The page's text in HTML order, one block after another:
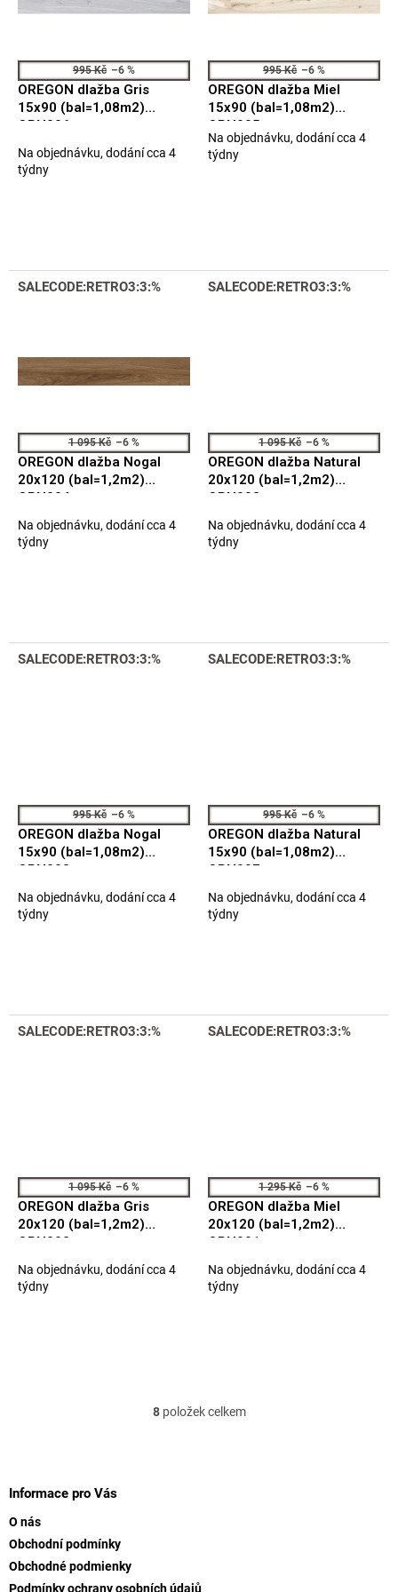
995 Kč –6 %
OREGON dlažba Gris
15x90 (bal=1,08m2)
ORN006
Na objednávku, dodání cca 4
týdny
995 Kč –6 %
OREGON dlažba Miel
15x90 (bal=1,08m2)
ORN005
Průměrné
hodnocení
hvězdiček.
Na objednávku, dodání cca 4
týdny
SALECODE:RETRO3:3:%
1 095 Kč –6 %
OREGON dlažba Nogal
20x120 (bal=1,2m2)
ORN004
Na objednávku, dodání cca 4
týdny
SALECODE:RETRO3:3:%
1 095 Kč –6 %
OREGON dlažba Natural
20x120 (bal=1,2m2)
ORN003
Na objednávku, dodání cca 4
týdny
SALECODE:RETRO3:3:%
995 Kč –6 %
OREGON dlažba Nogal
15x90 (bal=1,08m2)
ORN008
Na objednávku, dodání cca 4
týdny
SALECODE:RETRO3:3:%
995 Kč –6 %
OREGON dlažba Natural
15x90 (bal=1,08m2)
ORN007
Na objednávku, dodání cca 4
týdny
SALECODE:RETRO3:3:%
1 095 Kč –6 %
OREGON dlažba Gris
20x120 (bal=1,2m2)
ORN002
Na objednávku, dodání cca 4
týdny
SALECODE:RETRO3:3:%
1 295 Kč –6 %
OREGON dlažba Miel
20x120 (bal=1,2m2)
ORN001
Na objednávku, dodání cca 4
týdny
O
v
8položek celkem
Informace pro Vás
O nás
Obchodní podmínky
Obchodné podmienky
Podmínky ochrany osobních údajů